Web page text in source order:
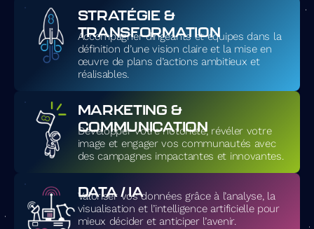
STRATÉGIE &
TRANSFORMATION
Accompagner dirigeants et équipes dans la
définition d’une vision claire et la mise en
œuvre de plans d’actions ambitieux et
réalisables.
MARKETING &
COMMUNICATION
Développer votre notoriété, révéler votre
image et engager vos communautés avec
des campagnes impactantes et innovantes.
DATA / IA
Valoriser vos données grâce à l’analyse, la
visualisation et l’intelligence artificielle pour
mieux décider et anticiper l’avenir.